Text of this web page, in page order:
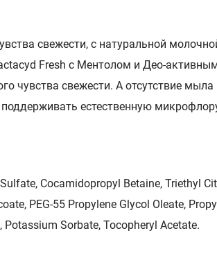
свежести, с натуральной
Fresh с Ментолом и Део-
чувства свежести. А отсутствие
естественную
Cocamidopropyl Betaine, Triethyl
PEG-55 Propylene Glycol Oleate,
Potassium Sorbate, Tocopheryl Acetate.